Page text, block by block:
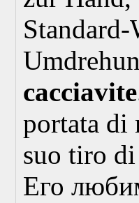
cacciavite
portata di
suo tiro
Его